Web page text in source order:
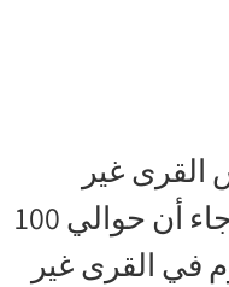
غير
المعترف بها في النقب، جاء أن حوالي 100
القرى غير